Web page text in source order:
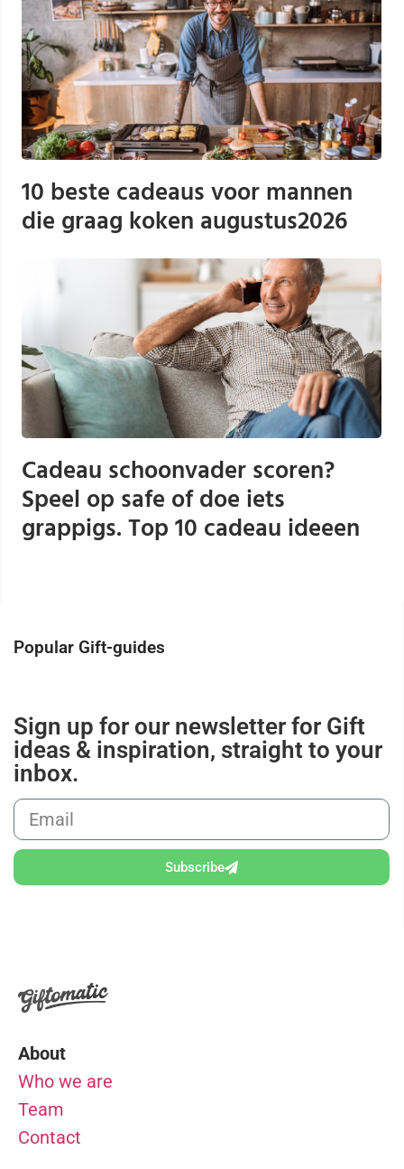
10 beste cadeaus voor mannen
die graag koken augustus2026
Cadeau schoonvader scoren?
Speel op safe of doe iets
grappigs. Top 10 cadeau ideeen
Popular Gift-guides
Sign up for our newsletter for Gift
ideas & inspiration, straight to your
inbox.
Subscribe
About
Who we are
Team
Contact